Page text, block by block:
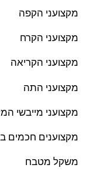
מקצועני הקפה
מקצועני הקרח
מקצועני הקריאה
מקצועני התה
מקצועני מייבשי
מקצוענים חכמים
משקל מטבח